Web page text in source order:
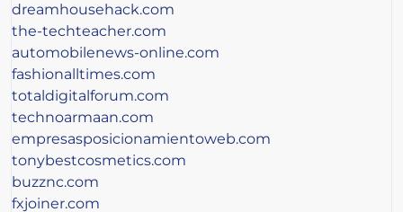
dreamhousehack.com
the-techteacher.com
automobilenews-online.com
fashionalltimes.com
totaldigitalforum.com
technoarmaan.com
empresasposicionamientoweb.com
tonybestcosmetics.com
buzznc.com
fxjoiner.com